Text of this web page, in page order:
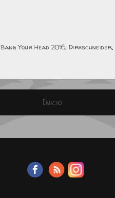
Bang Your Head 2016, Dirkschneider,
Inicio